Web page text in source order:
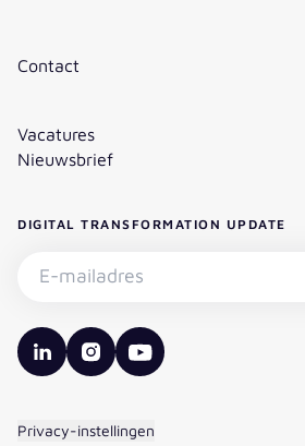
Contact
Vacatures
Nieuwsbrief
DIGITAL TRANSFORMATION UPDATE
Nieuwsbrief abonneren - E-mailadres
valantic LinkedIn
valantic Instagram
valantic YouTube
Privacy-instellingen